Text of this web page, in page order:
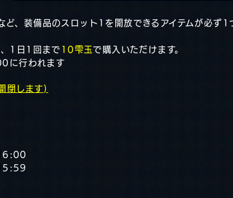
ど、装備品のスロット1を開放できるアイテムが必ず
1日1回まで 10雫玉で購入いただけます。
に行われます
閉します)